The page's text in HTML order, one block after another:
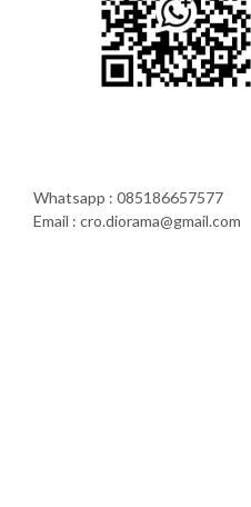
Whatsapp : 085186657577
Email : cro.diorama@gmail.com